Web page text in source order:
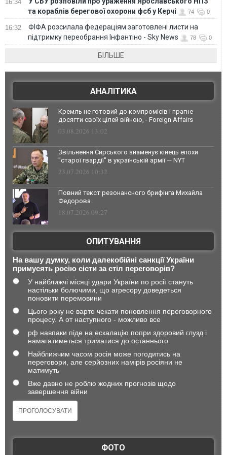
16:34
та кораблів берегової охорони фсб у Керчі
74 0
16:32
ФІФА розсилала федераціям заготовлені листи на
підтримку переобрання Інфантіно - Sky News
78 0
БІЛЬШЕ
АНАЛІТИКА
Кремль не готовий до компромісів і прагне
досягти своїх цілей війною, - Foreign Affairs
03.08.2026 13:02
Звільнення Сирського знаменує кінець епохи
"старої гвардії" в українській армії — NYT
23.07.2026 10:32
Повний текст резонансного брифінга Михайла
Федорова
18.07.2026 09:27
ОПИТУВАННЯ
На вашу думку, коли далекобійні санкції України
примусять росію сісти за стіл переговорів?
У найближчі місяці удари України по росії стануть
настільки болючими, що агресору доведеться
поновити перемовини
Цього року не варто чекати поновлення переговорного
процесу. А от наступного - можливо все
рф навпаки піде на ескалацію попри здоровий глузд і
намагатиметься триматися до останнього
Найближчим часом росія може погодитись на
переговори, але серйозних намірів росіяни не
матимуть
Вже давно не роблю жодних прогнозів щодо
завершення війни
ФОТО